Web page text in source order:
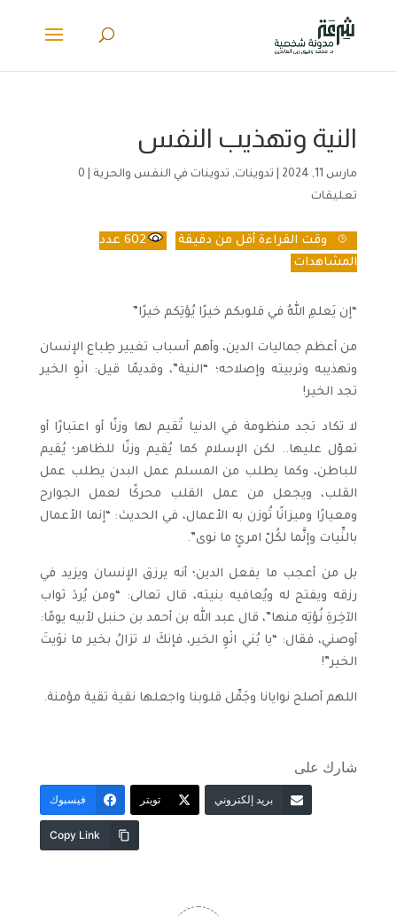
النية وتهذيب النفس
مارس 11, 2024 تدوينات, تدوينات في النفس والحرية
0
تعليقات
وقت القراءةأقل من دقيقة 602عدد
المشاهدات
“إن يَعلمِ اللهُ في قلوبكم خيرًا يُؤتِكم خيرًا”
من أعظم جماليات الدين، وأهم أسباب تغيير طِباع الإنسان
وتهذيبه وتربيته وإصلاحه؛ “النية”، وقديمًا قيل: انْوِ الخير
تجد الخير!
لا تكاد تجد منظومة في الدنيا تُقيم لها وزنًا أو اعتبارًا أو
تعوّل عليها.. لكن الإسلام كما يُقيم وزنًا للظاهر؛ يُقيم
للباطن، وكما يطلب من المسلم عمل البدن يطلب عمل
القلب، ويجعل من عمل القلب محركًا لعمل الجوارح
ومعيارًا وميزانًا تُوزن به الأعمال، في الحديث: “إنما الأعمال
بالنِّيات وإنَّما لكُلّ امرئٍ ما نوى”.
بل من أعجب ما يفعل الدين؛ أنه يرزق الإنسان ويزيد في
رزقه ويفتح له ويُعافيه بنيته، قال تعالى: “ومن يُردْ ثواب
الآخِرةِ نُؤتِه منها”، قال عبد الله بن أحمد بن حنبل لأبيه يومًا:
أوصني، فقال: “يا بُني انْوِ الخير، فإنكَ لا تزالُ بخير ما نوَيتَ
الخير”!
اللهم أصلح نوايانا وجَمِّل قلوبنا واجعلها نقية تقية مؤمنة.
شارك على
فيسبوك تويتر بريد إلكتروني
Copy Link